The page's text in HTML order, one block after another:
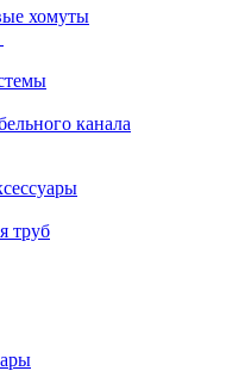
хомуты
канала
труб